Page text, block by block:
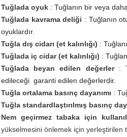
Tuğlada oyuk : Tuğlanın bir veya
Tuğlada kavrama deliği : Tuğlanın
oyuklardır.
Tuğla dış cidarı (et kalınlığı) :
Tuğlada iç cidar (et kalınlığı) :
Tuğlada beyan edilen değerler
:
edileceği garanti edilen değerlerdir.
Tuğla ortalama basınç dayanımı :
Tuğla standardlaştırılmış basınç
Nem geçirmez tabaka için
yükselmesini önlemek için yerleştirilen